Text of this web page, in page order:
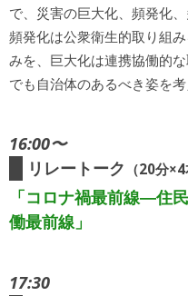
で、災害の巨大化、頻発化
頻発化は公衆衛生的取り組
みを、巨大化は連携協働的
でも自治体のあるべき姿を考
16:00〜
リレートーク （20分×4
「コロナ禍最前線―住
働最前線」
17:30